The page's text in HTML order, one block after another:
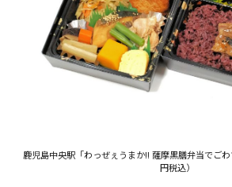
鹿児島中央駅「わっぜぇうまか!! 薩摩黒膳弁当でご
円税込）